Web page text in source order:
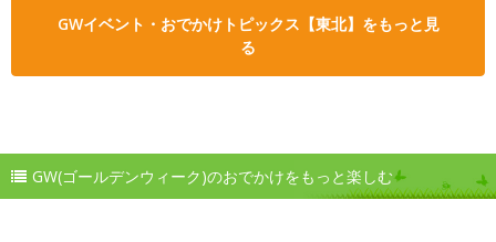
GWイベント・おでかけトピックス【東北】をもっと見
る
GW(ゴールデンウィーク)のおでかけをもっと楽しむ